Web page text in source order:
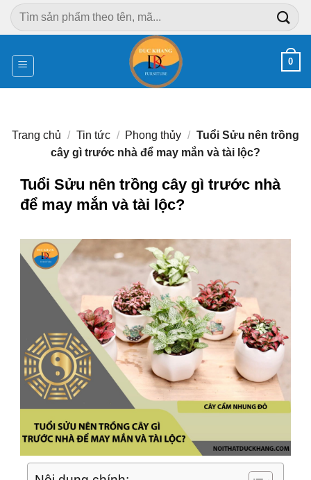
Chuyển
đến
dung
Tìm
kiếm:
0
Trang chủ / Tin tức / Phong thủy / Tuổi Sửu nên trồng
cây gì trước nhà để may mắn và tài lộc?
Tuổi Sửu nên trồng cây gì trước nhà
để may mắn và tài lộc?